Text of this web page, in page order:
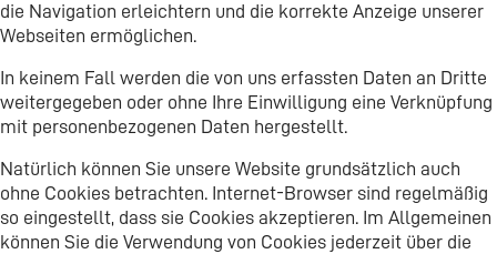
die Navigation erleichtern und die korrekte Anzeige unserer
Webseiten ermöglichen.
In keinem Fall werden die von uns erfassten Daten an Dritte
weitergegeben oder ohne Ihre Einwilligung eine Verknüpfung
mit personenbezogenen Daten hergestellt.
Natürlich können Sie unsere Website grundsätzlich auch
ohne Cookies betrachten. Internet-Browser sind regelmäßig
so eingestellt, dass sie Cookies akzeptieren. Im Allgemeinen
können Sie die Verwendung von Cookies jederzeit über die